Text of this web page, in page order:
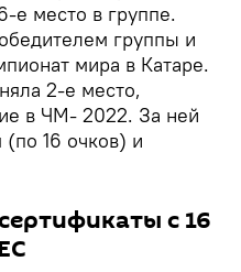
е место в группе.
группы и
мира в Катаре.
2-е место,
в ЧМ- 2022. За ней
16 очков) и
с 16